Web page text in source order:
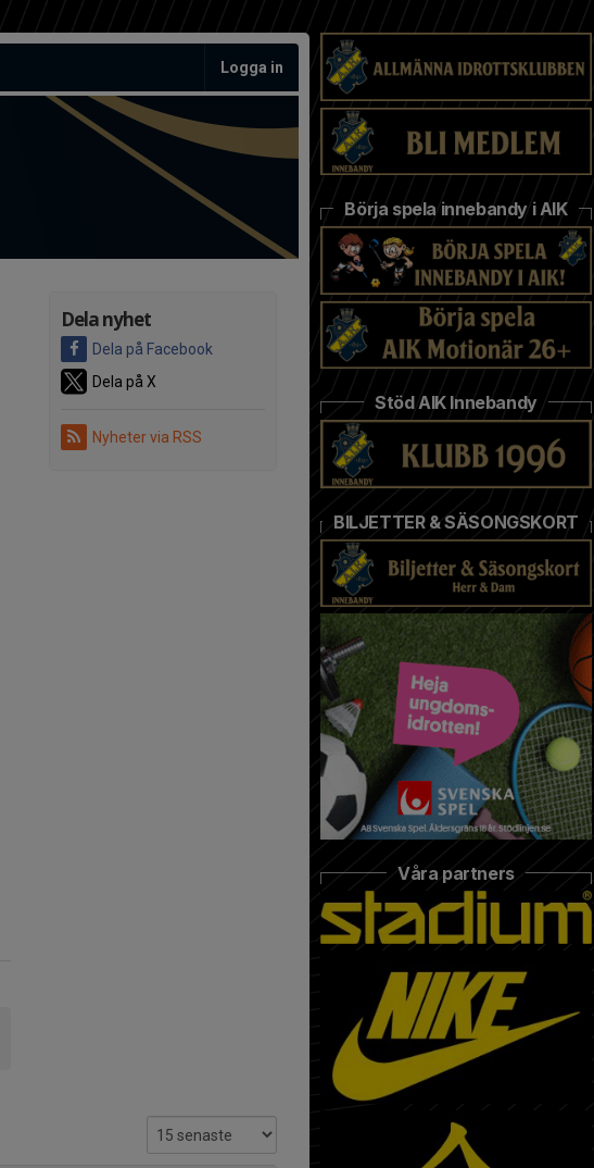
Logga in
Dela nyhet
Dela på Facebook
Dela på X
Nyheter via RSS
Börja spela innebandy i AIK
Stöd AIK Innebandy
BILJETTER & SÄSONGSKORT
Våra partners